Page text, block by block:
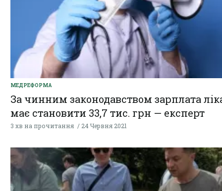
МЕДРЕФОРМА
За чинним законодавством зарплата
має становити 33,7 тис. грн — експерт
3 хв на прочитання 24 Червня 2021